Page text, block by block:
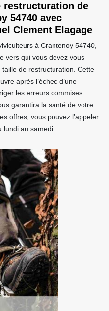
restructuration de
54740 avec
Clement Elagage
à Crantenoy 54740,
vers qui vous devez vous
taille de restructuration. Cette
après l’échec d’une
les erreurs commises.
garantira la santé de votre
offres, vous pouvez l’appeler
lundi au samedi.